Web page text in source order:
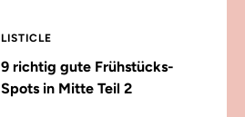
LISTICLE
9 richtig gute Frühstücks-
Spots in Mitte Teil 2